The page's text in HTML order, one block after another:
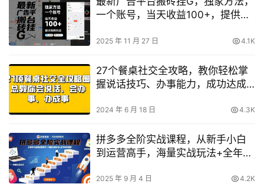
一个账号，当天收益100+，提供矩
2025 年 11 月 27 日 4.1K
27个餐桌社交全攻略，教你轻松掌
握说话技巧、办事能力，成功达成
2024 年 6 月 18 日 4.3K
拼多多全阶实战课程，从新手小白
到运营高手，海量实战玩法+全年实
2025 年 9 月 4 日 4.2K